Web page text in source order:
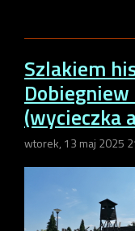
Szlakiem
(wycieczka
wtorek, 13 maj 2025